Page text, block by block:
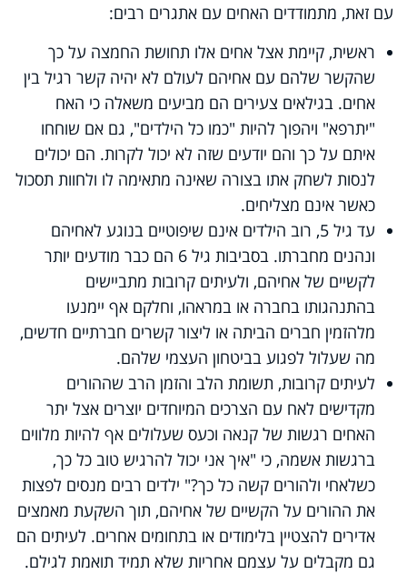
עם זאת, מתמודדים האחים עם אתגרים רבים:
ראשית, קיימת אצל אחים אלו תחושת החמצה על כך
שהקשר שלהם עם אחיהם לעולם לא יהיה קשר רגיל בין
אחים. בגילאים צעירים הם מביעים משאלה כי האח
"יתרפא" ויהפוך להיות "כמו כל הילדים", גם אם שוחחו
איתם על כך והם יודעים שזה לא יכול לקרות. הם יכולים
לנסות לשחק אתו בצורה שאינה מתאימה לו ולחוות תסכול
כאשר אינם מצליחים.
עד גיל 5, רוב הילדים אינם שיפוטיים בנוגע לאחיהם
ונהנים מחברתו. בסביבות גיל 6 הם כבר מודעים יותר
לקשיים של אחיהם, ולעיתים קרובות מתביישים
בהתנהגותו בחברה או במראהו, וחלקם אף יימנעו
מלהזמין חברים הביתה או ליצור קשרים חברתיים חדשים,
מה שעלול לפגוע בביטחון העצמי שלהם.
לעיתים קרובות, תשומת הלב והזמן הרב שההורים
מקדישים לאח עם הצרכים המיוחדים יוצרים אצל יתר
האחים רגשות של קנאה וכעס שעלולים אף להיות מלווים
ברגשות אשמה, כי "איך אני יכול להרגיש טוב כל כך,
כשלאחי ולהורים קשה כל כך?" ילדים רבים מנסים לפצות
את ההורים על הקשיים של אחיהם, תוך השקעת מאמצים
אדירים להצטיין בלימודים או בתחומים אחרים. לעיתים הם
גם מקבלים על עצמם אחריות שלא תמיד תואמת לגילם.